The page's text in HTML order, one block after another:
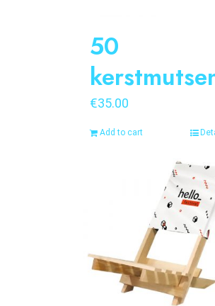
50
€35.00
Add to cart